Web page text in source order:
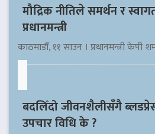
मौद्रिक नीतिले समर्थन र
प्रधानमन्त्री
काठमाडौँ, ११ साउन । प्रधानमन्त्री केपी
बदलिँदो जीवनशैलीसँगै
उपचार विधि के ?